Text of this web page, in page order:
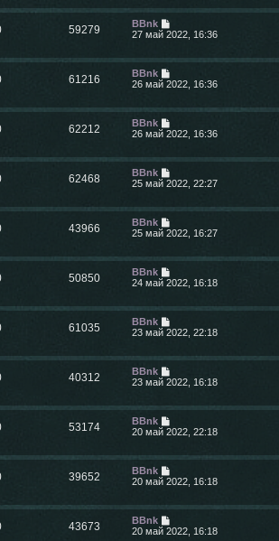
59279
BBnk
27 май 2022, 16:36
61216
BBnk
26 май 2022, 16:36
62212
BBnk
26 май 2022, 16:36
62468
BBnk
25 май 2022, 22:27
43966
BBnk
25 май 2022, 16:27
50850
BBnk
24 май 2022, 16:18
61035
BBnk
23 май 2022, 22:18
40312
BBnk
23 май 2022, 16:18
53174
BBnk
20 май 2022, 22:18
39652
BBnk
20 май 2022, 16:18
43673
BBnk
20 май 2022, 16:18